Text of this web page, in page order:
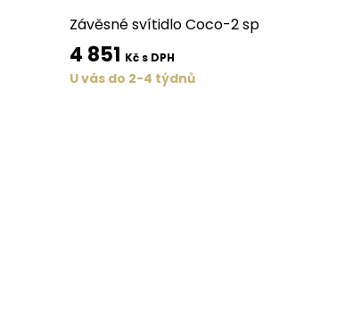
Závěsné svítidlo Coco-2 sp
4 851 Kč s DPH
U vás do 2-4 týdnů